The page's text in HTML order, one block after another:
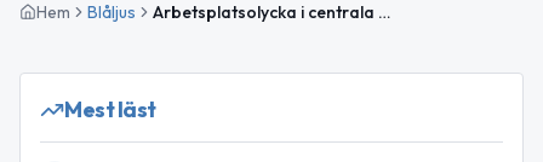
Hem Blåljus Arbetsplatsolycka i centrala Kiruna – kvinna föll under arbete
Mest läst